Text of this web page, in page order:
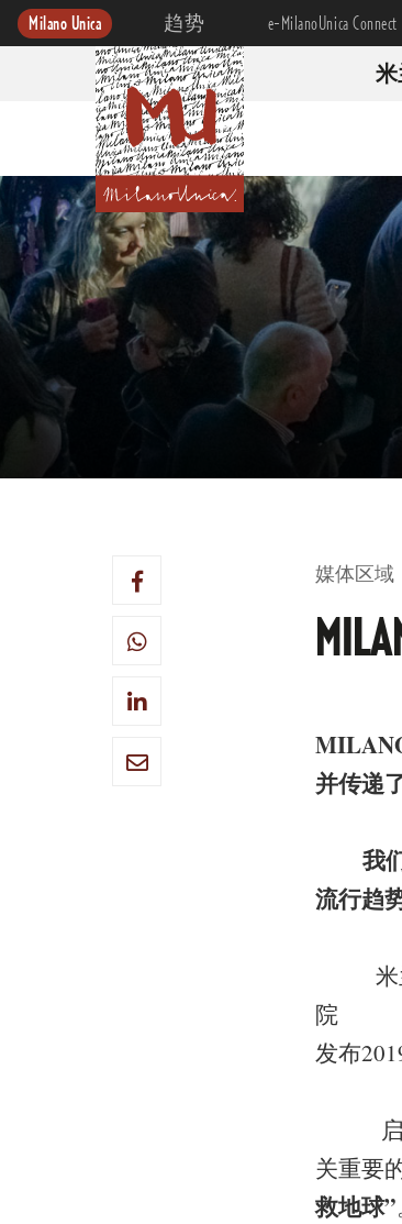
Milano Unica 趋势 e-MilanoUnica Connect
米
媒体区域
并传递
我
流行趋
米兰
院
发布
启发
关重要
救地球”